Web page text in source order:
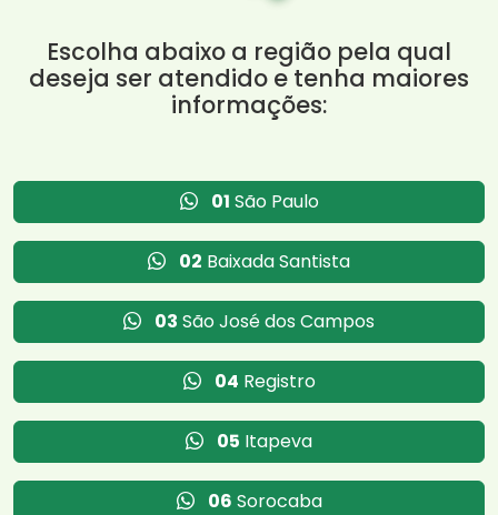
Escolha abaixo a região pela qual
deseja ser atendido e tenha maiores
informações:
01 São Paulo
02 Baixada Santista
03 São José dos Campos
04 Registro
05 Itapeva
06 Sorocaba